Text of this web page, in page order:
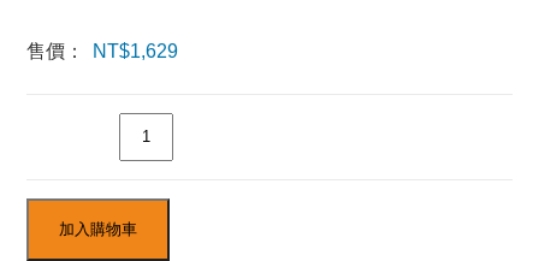
售價： NT$1,629
加入購物車